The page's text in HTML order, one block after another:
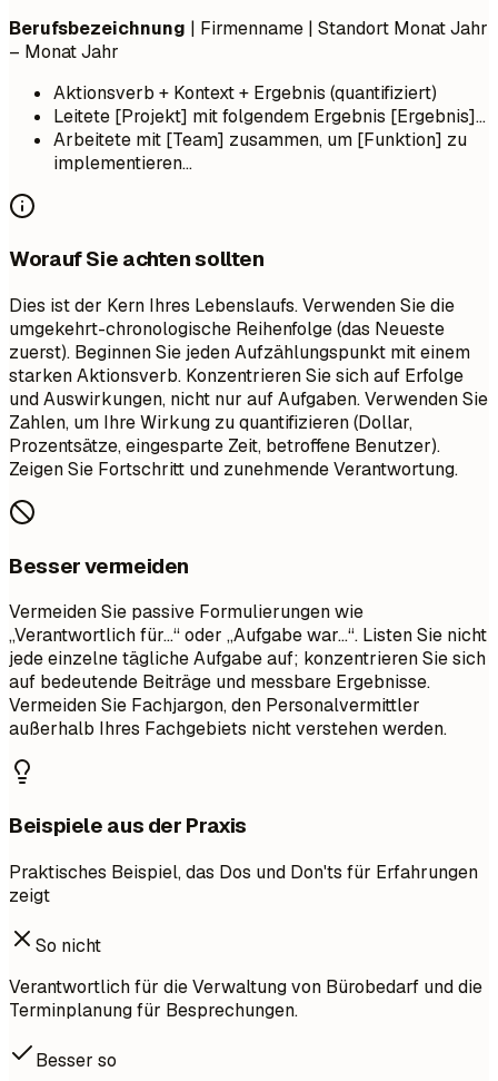
Berufsbezeichnung | Firmenname | Standort Monat Jahr
– Monat Jahr
Aktionsverb + Kontext + Ergebnis (quantifiziert)
Leitete [Projekt] mit folgendem Ergebnis [Ergebnis]...
Arbeitete mit [Team] zusammen, um [Funktion] zu
implementieren...
Worauf Sie achten sollten
Dies ist der Kern Ihres Lebenslaufs. Verwenden Sie die
umgekehrt-chronologische Reihenfolge (das Neueste
zuerst). Beginnen Sie jeden Aufzählungspunkt mit einem
starken Aktionsverb. Konzentrieren Sie sich auf Erfolge
und Auswirkungen, nicht nur auf Aufgaben. Verwenden Sie
Zahlen, um Ihre Wirkung zu quantifizieren (Dollar,
Prozentsätze, eingesparte Zeit, betroffene Benutzer).
Zeigen Sie Fortschritt und zunehmende Verantwortung.
Besser vermeiden
Vermeiden Sie passive Formulierungen wie
„Verantwortlich für…“ oder „Aufgabe war…“. Listen Sie nicht
jede einzelne tägliche Aufgabe auf; konzentrieren Sie sich
auf bedeutende Beiträge und messbare Ergebnisse.
Vermeiden Sie Fachjargon, den Personalvermittler
außerhalb Ihres Fachgebiets nicht verstehen werden.
Beispiele aus der Praxis
Praktisches Beispiel, das Dos und Don'ts für Erfahrungen
zeigt
So nicht
Verantwortlich für die Verwaltung von Bürobedarf und die
Terminplanung für Besprechungen.
Besser so